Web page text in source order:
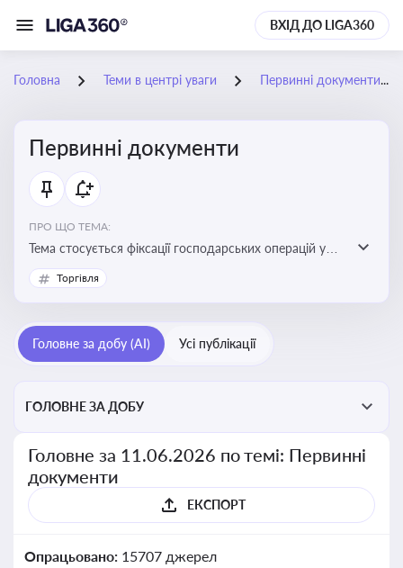
ВХІД ДО LIGA360
Головна Теми в центрі уваги Первинні документи
Первинні документи
ПРО ЩО ТЕМА:
Тема стосується фіксації господарських операцій у
бухгалтерському обліку та є основою для
податкового обліку
Торгівля
Головне за добу (AI) Усі публікації
ГОЛОВНЕ ЗА ДОБУ
Головне за 11.06.2026 по темі: Первинні
документи
ЕКСПОРТ
Опрацьовано: 15707 джерел